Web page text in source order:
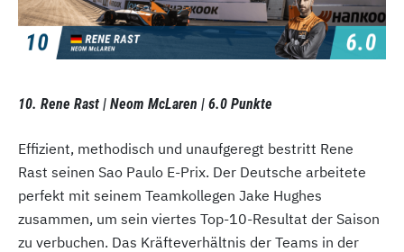
10. Rene Rast | Neom McLaren | 6.0 Punkte
Effizient, methodisch und unaufgeregt bestritt Rene
Rast seinen Sao Paulo E-Prix. Der Deutsche arbeitete
perfekt mit seinem Teamkollegen Jake Hughes
zusammen, um sein viertes Top-10-Resultat der Saison
zu verbuchen. Das Kräfteverhältnis der Teams in der